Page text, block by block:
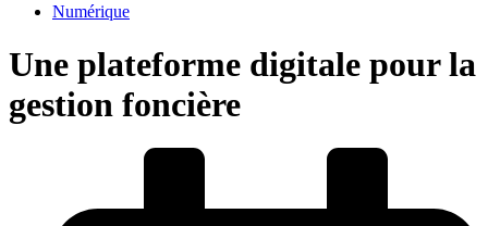
Numérique
Une plateforme digitale pour la
gestion foncière